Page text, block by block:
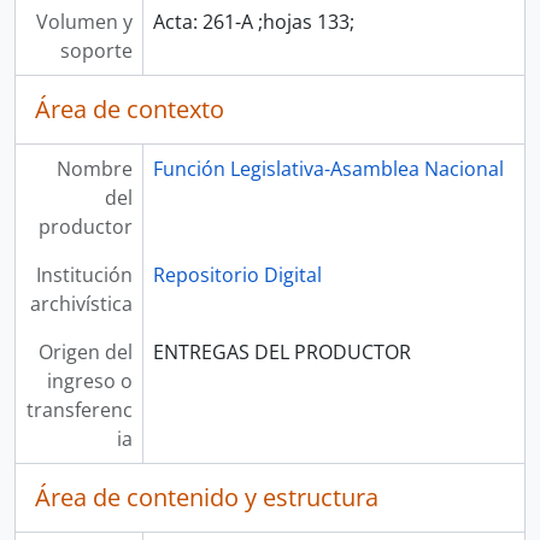
Volumen y
soporte
Acta: 261-A ;hojas 133;
Área de contexto
Nombre
del
productor
Función Legislativa-Asamblea Nacional
Institución
archivística
Repositorio Digital
Origen del
ingreso o
transferenc
ia
ENTREGAS DEL PRODUCTOR
Área de contenido y estructura